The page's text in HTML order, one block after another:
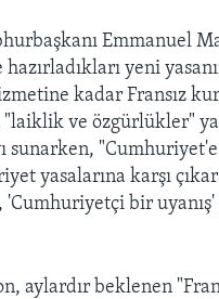
Emmanuel
yeni
kadar Fransız
ve özgürlükler"
sunarken,
yasalarına karşı
'Cumhuriyetçi bir
aylardır beklenen